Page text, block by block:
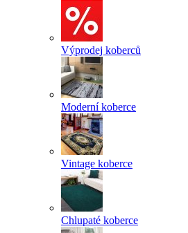
Výprodej koberců
Moderní koberce
Vintage koberce
Chlupaté koberce